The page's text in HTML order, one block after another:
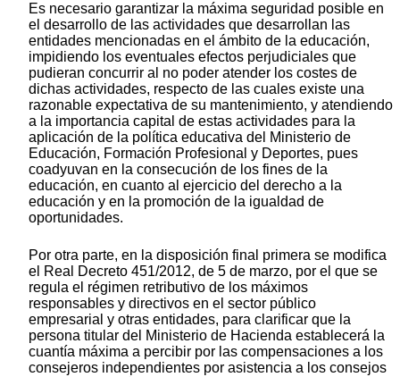
Es necesario garantizar la máxima seguridad posible en
el desarrollo de las actividades que desarrollan las
entidades mencionadas en el ámbito de la educación,
impidiendo los eventuales efectos perjudiciales que
pudieran concurrir al no poder atender los costes de
dichas actividades, respecto de las cuales existe una
razonable expectativa de su mantenimiento, y atendiendo
a la importancia capital de estas actividades para la
aplicación de la política educativa del Ministerio de
Educación, Formación Profesional y Deportes, pues
coadyuvan en la consecución de los fines de la
educación, en cuanto al ejercicio del derecho a la
educación y en la promoción de la igualdad de
oportunidades.
Por otra parte, en la disposición final primera se modifica
el Real Decreto 451/2012, de 5 de marzo, por el que se
regula el régimen retributivo de los máximos
responsables y directivos en el sector público
empresarial y otras entidades, para clarificar que la
persona titular del Ministerio de Hacienda establecerá la
cuantía máxima a percibir por las compensaciones a los
consejeros independientes por asistencia a los consejos